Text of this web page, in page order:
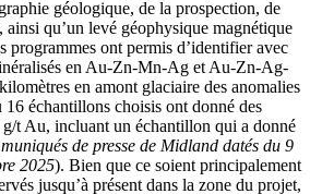
géologique, de la prospection, de
ainsi qu’un levé géophysique magnétique
programmes ont permis d’identifier avec
en Au-Zn-Mn-Ag et Au-Zn-Ag-
en amont glaciaire des anomalies
échantillons choisis ont donné des
g/t Au, incluant un échantillon qui a donné
de presse de Midland datés du 9
2025). Bien que ce soient principalement
jusqu’à présent dans la zone du projet,